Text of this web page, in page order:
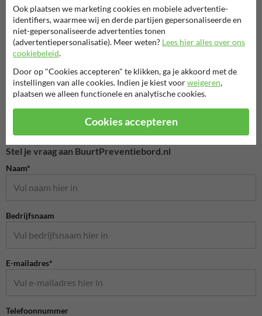
Eigen terrein borden
Stel je vraag aan BuurtPreventiebord.nl
Naam*
Bedrijfsnaam
E-mailadres*
Telefoonnummer
Ook plaatsen we marketing cookies en mobiele advertentie-
identifiers, waarmee wij en derde partijen gepersonaliseerde en
niet-gepersonaliseerde advertenties tonen
(advertentiepersonalisatie). Meer weten? Lees hier alles over ons
cookiebeleid.
Door op "Cookies accepteren" te klikken, ga je akkoord met de
instellingen van alle cookies. Indien je kiest voorweigeren,
plaatsen we alleen functionele en analytische cookies.
Cookies accepteren